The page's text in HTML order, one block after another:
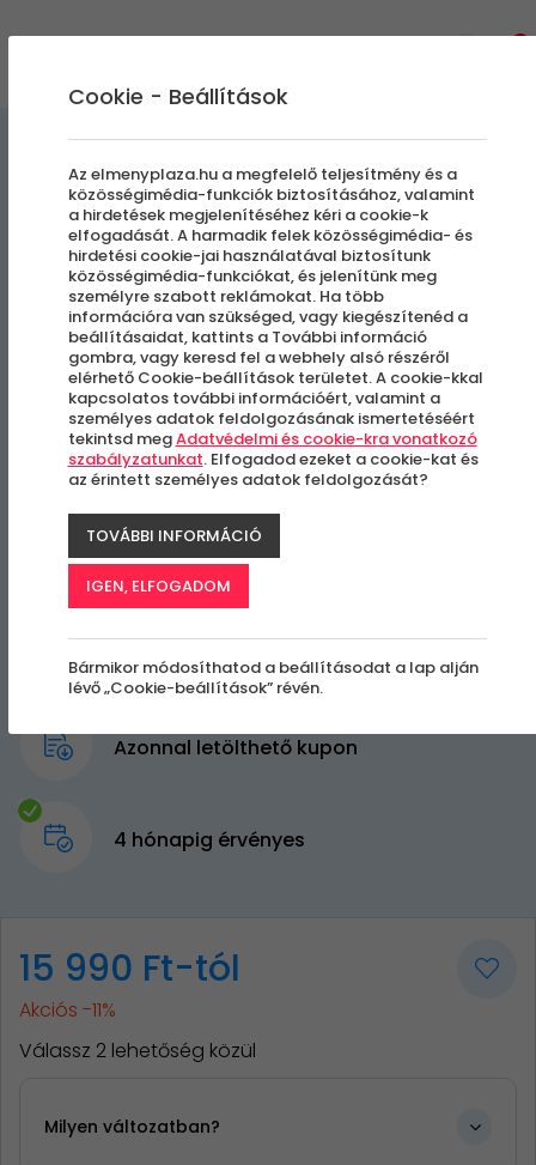
Gyertyás masszázs
Budapest, VIII. kerület
-11%
Azonnal letölthető kupon
4 hónapig érvényes
15 990 Ft-tól
Akciós -11%
Válassz 2 lehetőség közül
Milyen változatban?
Cookie - Beállítások
Az elmenyplaza.hu a megfelelő teljesítmény és a
közösségimédia-funkciók biztosításához, valamint
a hirdetések megjelenítéséhez kéri a cookie-k
elfogadását. A harmadik felek közösségimédia- és
hirdetési cookie-jai használatával biztosítunk
közösségimédia-funkciókat, és jelenítünk meg
személyre szabott reklámokat. Ha több
információra van szükséged, vagy kiegészítenéd a
beállításaidat, kattints a További információ
gombra, vagy keresd fel a webhely alsó részéről
elérhető Cookie-beállítások területet. A cookie-kkal
kapcsolatos további információért, valamint a
személyes adatok feldolgozásának ismertetéséért
tekintsd megAdatvédelmi és cookie-kra vonatkozó
szabályzatunkat. Elfogadod ezeket a cookie-kat és
az érintett személyes adatok feldolgozását?
TOVÁBBI INFORMÁCIÓ
IGEN, ELFOGADOM
Bármikor módosíthatod a beállításodat a lap alján
lévő „Cookie-beállítások” révén.